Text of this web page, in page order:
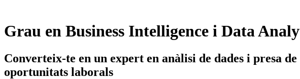
Grau en Business Intelligence i Data
Converteix-te en un expert en anàlisi de dades i presa
oportunitats laborals